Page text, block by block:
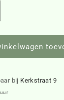
bij Kerkstraat 9